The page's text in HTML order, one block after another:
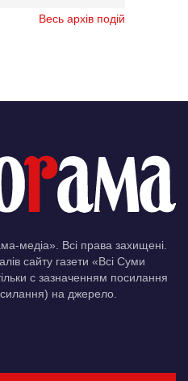
Весь архів подій
медіа». Всі права захищені.
сайту газети «Всі Суми
c зазначенням посилання
на джерело.